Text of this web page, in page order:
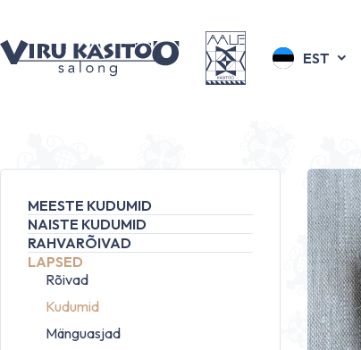
EST
MEESTE KUDUMID
NAISTE KUDUMID
RAHVARÕIVAD
LAPSED
Rõivad
Kudumid
Mänguasjad